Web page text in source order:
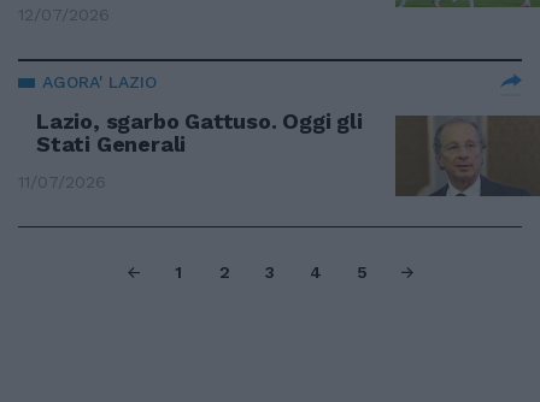
12/07/2026
AGORA' LAZIO
Lazio, sgarbo Gattuso. Oggi gli
Stati Generali
11/07/2026
1 2 3 4 5